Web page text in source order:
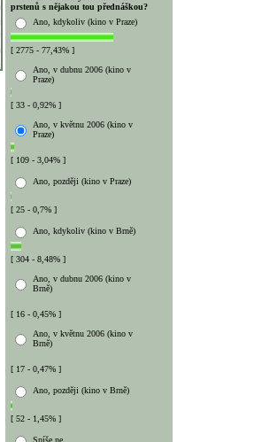
prstenů s nějakou tou přednáškou?
Ano, kdykoliv (kino v Praze)
[ 2775 - 77,43% ]
Ano, v dubnu 2006 (kino v
Praze)
[ 33 - 0,92% ]
Ano, v květnu 2006 (kino v
Praze)
[ 109 - 3,04% ]
Ano, později (kino v Praze)
[ 25 - 0,7% ]
Ano, kdykoliv (kino v Brně)
[ 304 - 8,48% ]
Ano, v dubnu 2006 (kino v
Brně)
[ 16 - 0,45% ]
Ano, v květnu 2006 (kino v
Brně)
[ 17 - 0,47% ]
Ano, později (kino v Brně)
[ 52 - 1,45% ]
Spíše ne